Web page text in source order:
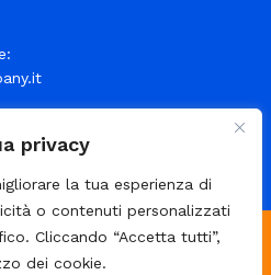
privacy
la tua esperienza di
o contenuti personalizzati
Cliccando “Accetta tutti”,
dei cookie.